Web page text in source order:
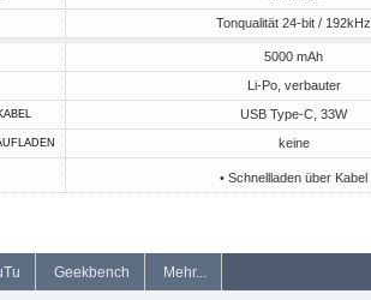
Tonqualität 24-bit / 192kHz
5000 mAh
Li-Po, verbauter
USB Type-C, 33W
keine
• Schnellladen über Kabel
Geekbench Mehr...